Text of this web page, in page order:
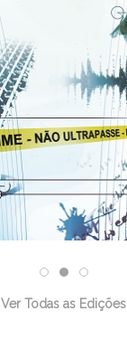
Ver Todas as Edições